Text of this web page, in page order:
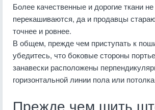
Более качественные и дорогие ткани не
перекашиваются, да и продавцы
точнее и ровнее.
В общем, прежде чем приступать к
убедитесь, что боковые стороны
занавески расположены
горизонтальной линии пола или
Прежде чем шить